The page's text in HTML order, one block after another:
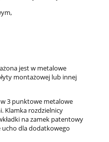
jest w metalowe
montażowej lub innej
3 punktowe metalowe
Klamka rozdzielnicy
na zamek patentowy
dla dodatkowego